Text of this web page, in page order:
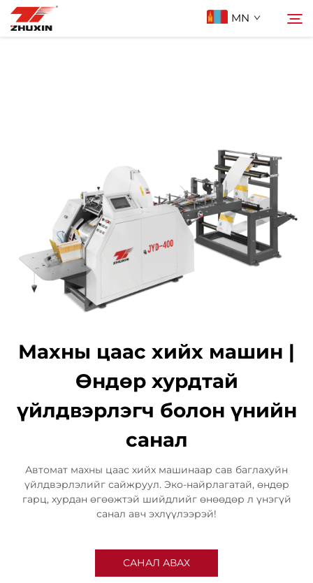
MN
Холбоо Барих
Түгээмэл асуулт
Махны цаас хийх машин |
Өндөр хурдтай
үйлдвэрлэгч болон үнийн
санал
Автомат махны цаас хийх машинаар сав баглахуйн
үйлдвэрлэлийг сайжруул. Эко-найрлагатай, өндөр
гарц, хурдан өгөөжтэй шийдлийг өнөөдөр л үнэгүй
санал авч эхлүүлээрэй!
САНАЛ АВАХ